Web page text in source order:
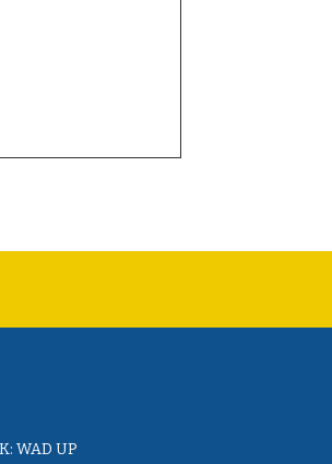
WAD UP